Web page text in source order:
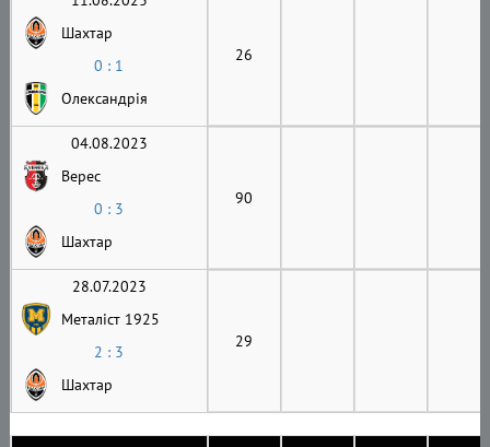
Шахтар
0 : 1
Олександрія
26
04.08.2023
Верес
0 : 3
Шахтар
90
28.07.2023
Металіст 1925
2 : 3
Шахтар
29